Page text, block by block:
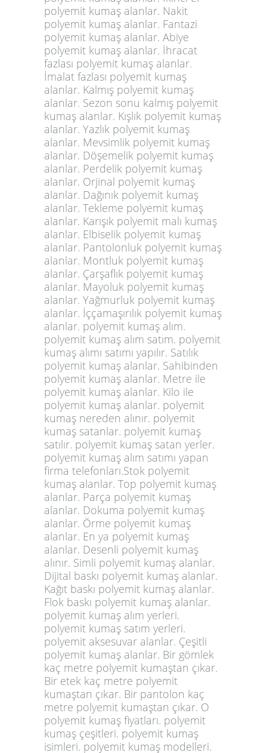
polyemit kumaş alanlar. Nakit
polyemit kumaş alanlar. Fantazi
polyemit kumaş alanlar. Abiye
polyemit kumaş alanlar. İhracat
fazlası polyemit kumaş alanlar.
İmalat fazlası polyemit kumaş
alanlar. Kalmış polyemit kumaş
alanlar. Sezon sonu kalmış polyemit
kumaş alanlar. Kışlık polyemit kumaş
alanlar. Yazlık polyemit kumaş
alanlar. Mevsimlik polyemit kumaş
alanlar. Döşemelik polyemit kumaş
alanlar. Perdelik polyemit kumaş
alanlar. Orjinal polyemit kumaş
alanlar. Dağınık polyemit kumaş
alanlar. Tekleme polyemit kumaş
alanlar. Karışık polyemit malı kumaş
alanlar. Elbiselik polyemit kumaş
alanlar. Pantolonluk polyemit kumaş
alanlar. Montluk polyemit kumaş
alanlar. Çarşaflık polyemit kumaş
alanlar. Mayoluk polyemit kumaş
alanlar. Yağmurluk polyemit kumaş
alanlar. İççamaşırılık polyemit kumaş
alanlar. polyemit kumaş alım.
polyemit kumaş alım satım. polyemit
kumaş alımı satımı yapılır. Satılık
polyemit kumaş alanlar. Sahibinden
polyemit kumaş alanlar. Metre ile
polyemit kumaş alanlar. Kilo ile
polyemit kumaş alanlar. polyemit
kumaş nereden alınır. polyemit
kumaş satanlar. polyemit kumaş
satılır. polyemit kumaş satan yerler.
polyemit kumaş alım satımı yapan
firma telefonları.Stok polyemit
kumaş alanlar. Top polyemit kumaş
alanlar. Parça polyemit kumaş
alanlar. Dokuma polyemit kumaş
alanlar. Örme polyemit kumaş
alanlar. En ya polyemit kumaş
alanlar. Desenli polyemit kumaş
alınır. Simli polyemit kumaş alanlar.
Dijital baskı polyemit kumaş alanlar.
Kağıt baskı polyemit kumaş alanlar.
Flok baskı polyemit kumaş alanlar.
polyemit kumaş alım yerleri.
polyemit kumaş satım yerleri.
polyemit aksesuvar alanlar. Çeşitli
polyemit kumaş alanlar. Bir gömlek
kaç metre polyemit kumaştan çıkar.
Bir etek kaç metre polyemit
kumaştan çıkar. Bir pantolon kaç
metre polyemit kumaştan çıkar. O
polyemit kumaş fiyatları. polyemit
kumaş çeşitleri. polyemit kumaş
isimleri. polyemit kumaş modelleri.